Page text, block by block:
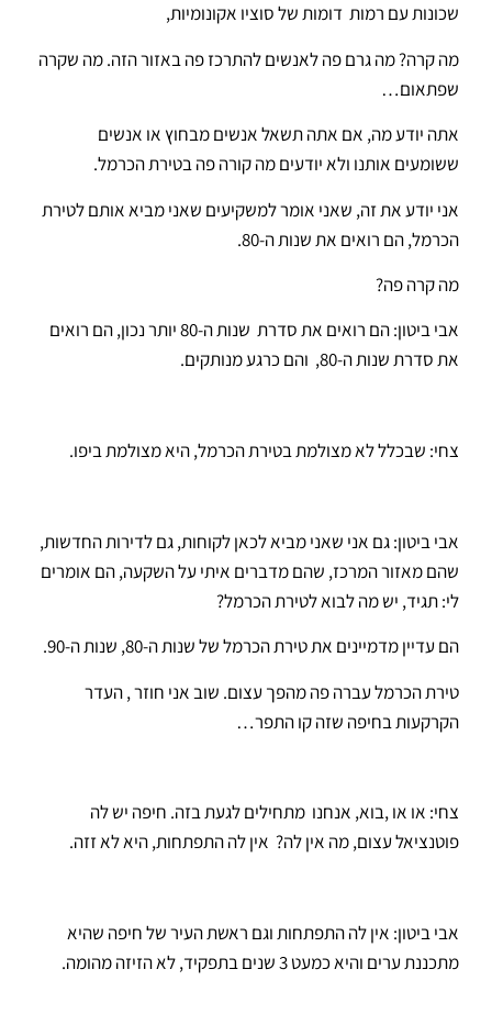
שכונות עם רמות דומות של סוציו אקונומיות,
מה קרה? מה גרם פה לאנשים להתרכז פה באזור הזה. מה שקרה
שפתאום…
אתה יודע מה, אם אתה תשאל אנשים מבחוץ או אנשים
ששומעים אותנו ולא יודעים מה קורה פה בטירת הכרמל.
אני יודע את זה, שאני אומר למשקיעים שאני מביא אותם לטירת
הכרמל, הם רואים את שנות ה-80.
מה קרה פה?
אבי ביטון: הם רואים את סדרת שנות ה-80 יותר נכון, הם רואים
את סדרת שנות ה-80, והם כרגע מנותקים.
צחי: שבכלל לא מצולמת בטירת הכרמל, היא מצולמת ביפו.
אבי ביטון: גם אני שאני מביא לכאן לקוחות, גם לדירות החדשות,
שהם מאזור המרכז, שהם מדברים איתי על השקעה, הם אומרים
לי: תגיד, יש מה לבוא לטירת הכרמל?
הם עדיין מדמיינים את טירת הכרמל של שנות ה-80, שנות ה-90.
טירת הכרמל עברה פה מהפך עצום. שוב אני חוזר , העדר
הקרקעות בחיפה שזה קו התפר…
צחי: או או ,בוא, אנחנו מתחילים לגעת בזה. חיפה יש לה
פוטנציאל עצום, מה אין לה? אין לה התפתחות, היא לא זזה.
אבי ביטון: אין לה התפתחות וגם ראשת העיר של חיפה שהיא
מתכננת ערים והיא כמעט 3 שנים בתפקיד, לא הזיזה מהומה.